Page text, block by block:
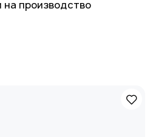
производство